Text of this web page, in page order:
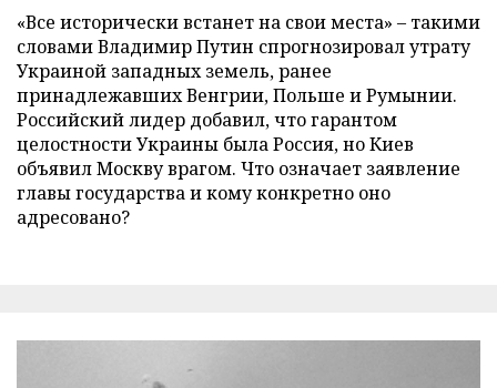
«Все исторически встанет на свои места» – такими
словами Владимир Путин спрогнозировал утрату
Украиной западных земель, ранее
принадлежавших Венгрии, Польше и Румынии.
Российский лидер добавил, что гарантом
целостности Украины была Россия, но Киев
объявил Москву врагом. Что означает заявление
главы государства и кому конкретно оно
адресовано?